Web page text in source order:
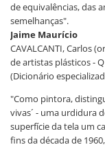
de equivalências, das
semelhanças".
Jaime Maurício
CAVALCANTI, Carlos
de artistas plásticos - Q
(Dicionário
"Como pintora,
vivas´ - uma urdidura
superfície da tela um
fins da década de